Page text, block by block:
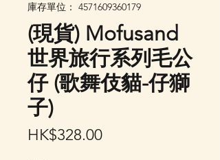
庫存單位： 4571609360179
(現貨) Mofusand
世界旅行系列毛公
仔 (歌舞伎貓-仔獅
子)
HK$328.00價